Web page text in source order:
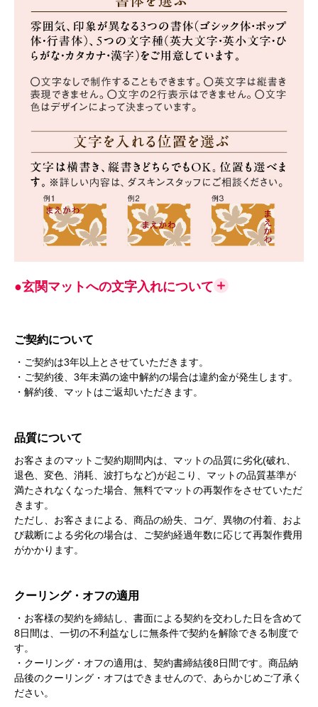
●玄関マットへの文字入れについて
ご契約について
・ご契約は3年以上とさせていただきます。
・ご契約後、3年未満の途中解約の場合は違約金が発生します。
・解約後、マットはご返却いただきます。
品質について
お客さまのマットご契約期間内は、マットの品質に劣化(破れ、
退色、変色、消耗、波打ちなど)が起こり、マットの品質基準が
満たされなくなった場合、無料でマットの再製作をさせていただ
きます。
ただし、お客さまによる、商品の紛失、コゲ、異物の付着、およ
び裁断による劣化の場合は、ご契約経過年数に応じて再製作費用
がかかります。
クーリング・オフの適用
・お客様の契約を締結し、書面による契約を交わした日を含めて
8日間は、一切の不利益なしに無条件で契約を解除できる制度で
す。
・クーリング・オフの適用は、契約書締結後8日間です。商品納
品後のクーリング・オフはできませんので、あらかじめご了承く
ださい。